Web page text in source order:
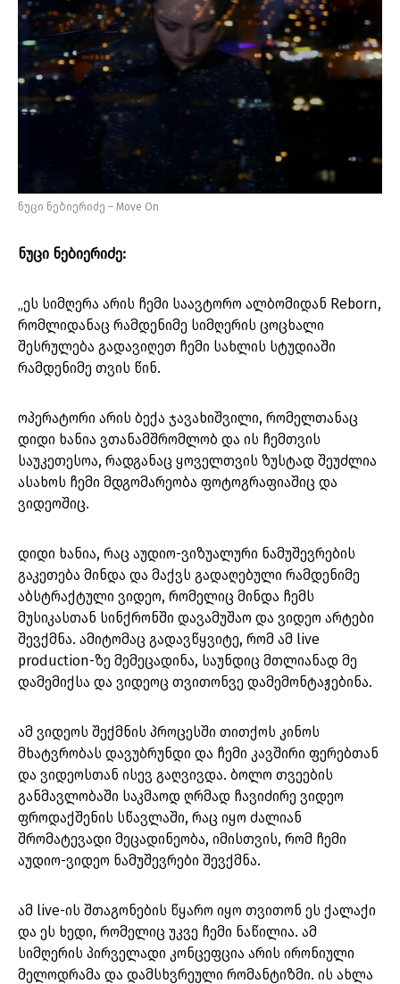
ნუცი ნებიერიძე – Move On
ნუცი ნებიერიძე:
„ეს სიმღერა არის ჩემი საავტორო ალბომიდან Reborn,
რომლიდანაც რამდენიმე სიმღერის ცოცხალი
შესრულება გადავიღეთ ჩემი სახლის სტუდიაში
რამდენიმე თვის წინ.
ოპერატორი არის ბექა ჯავახიშვილი, რომელთანაც
დიდი ხანია ვთანამშრომლობ და ის ჩემთვის
საუკეთესოა, რადგანაც ყოველთვის ზუსტად შეუძლია
ასახოს ჩემი მდგომარეობა ფოტოგრაფიაშიც და
ვიდეოშიც.
დიდი ხანია, რაც აუდიო-ვიზუალური ნამუშევრების
გაკეთება მინდა და მაქვს გადაღებული რამდენიმე
აბსტრაქტული ვიდეო, რომელიც მინდა ჩემს
მუსიკასთან სინქრონში დავამუშაო და ვიდეო არტები
შევქმნა. ამიტომაც გადავწყვიტე, რომ ამ live
production-ზე მემეცადინა, საუნდიც მთლიანად მე
დამემიქსა და ვიდეოც თვითონვე დამემონტაჟებინა.
ამ ვიდეოს შექმნის პროცესში თითქოს კინოს
მხატვრობას დავუბრუნდი და ჩემი კავშირი ფერებთან
და ვიდეოსთან ისევ გაღვივდა. ბოლო თვეების
განმავლობაში საკმაოდ ღრმად ჩავიძირე ვიდეო
ფროდაქშენის სწავლაში, რაც იყო ძალიან
შრომატევადი მეცადინეობა, იმისთვის, რომ ჩემი
აუდიო-ვიდეო ნამუშევრები შევქმნა.
ამ live-ის შთაგონების წყარო იყო თვითონ ეს ქალაქი
და ეს ხედი, რომელიც უკვე ჩემი ნაწილია. ამ
სიმღერის პირველადი კონცეფცია არის ირონიული
მელოდრამა და დამსხვრეული რომანტიზმი. ის ახლა